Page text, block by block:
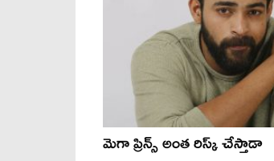
మెగా ప్రిన్స్ అంత రిస్క్ చేస్తాడా